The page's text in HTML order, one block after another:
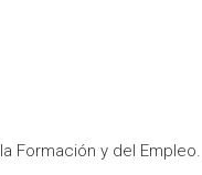
Formación y del Empleo.